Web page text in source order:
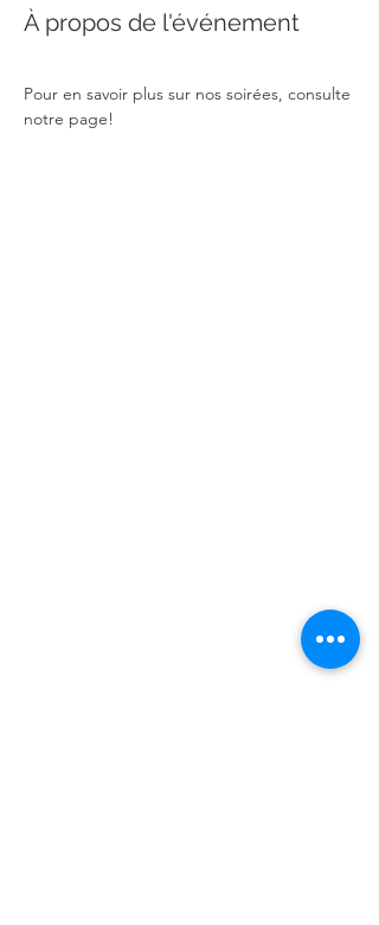
À propos de l'événement
Pour en savoir plus sur nos soirées, consulte
notre page!